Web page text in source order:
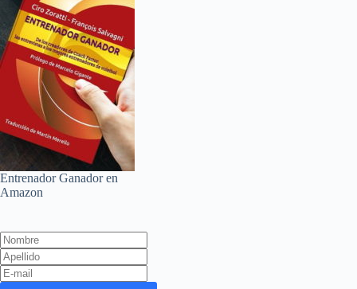
Entrenador Ganador en
Amazon
Leave
this
field
blank